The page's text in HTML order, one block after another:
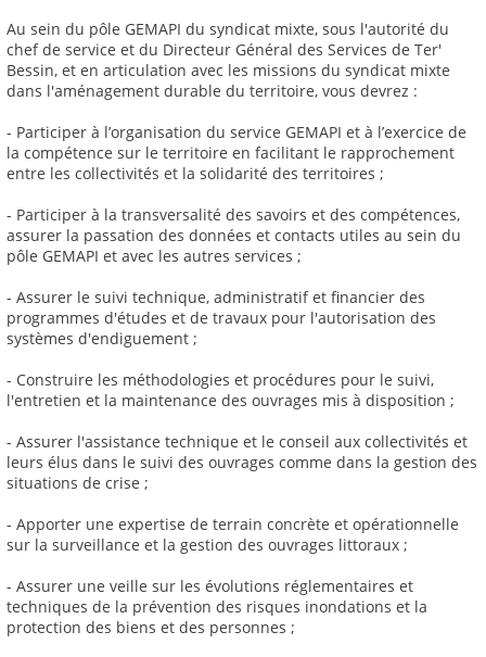
Au sein du pôle GEMAPI du syndicat mixte, sous l'autorité du
chef de service et du Directeur Général des Services de Ter'
Bessin, et en articulation avec les missions du syndicat mixte
dans l'aménagement durable du territoire, vous devrez :
- Participer à l’organisation du service GEMAPI et à l’exercice de
la compétence sur le territoire en facilitant le rapprochement
entre les collectivités et la solidarité des territoires ;
- Participer à la transversalité des savoirs et des compétences,
assurer la passation des données et contacts utiles au sein du
pôle GEMAPI et avec les autres services ;
- Assurer le suivi technique, administratif et financier des
programmes d'études et de travaux pour l'autorisation des
systèmes d'endiguement ;
- Construire les méthodologies et procédures pour le suivi,
l'entretien et la maintenance des ouvrages mis à disposition ;
- Assurer l'assistance technique et le conseil aux collectivités et
leurs élus dans le suivi des ouvrages comme dans la gestion des
situations de crise ;
- Apporter une expertise de terrain concrète et opérationnelle
sur la surveillance et la gestion des ouvrages littoraux ;
- Assurer une veille sur les évolutions réglementaires et
techniques de la prévention des risques inondations et la
protection des biens et des personnes ;